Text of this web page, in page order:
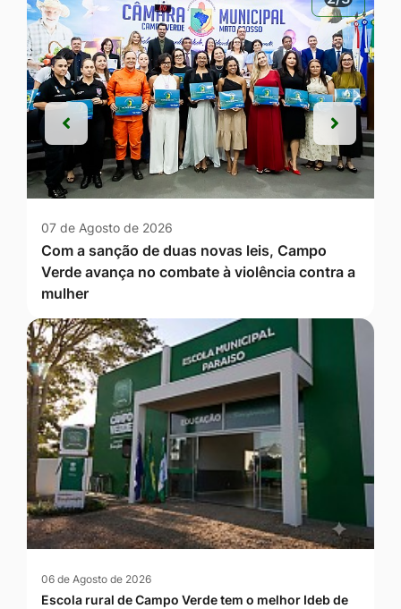
07 de Agosto de 2026
Com a sanção de duas novas leis, Campo
Verde avança no combate à violência contra a
mulher
Anterior
Anterior Próxima
06 de Agosto de 2026
Escola rural de Campo Verde tem o melhor Ideb de